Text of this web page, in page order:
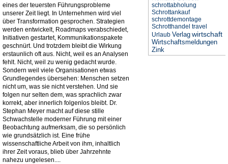
eines der teuersten Führungsprobleme
unserer Zeit liegt. In Unternehmen wird viel
über Transformation gesprochen. Strategien
werden entwickelt, Roadmaps verabschiedet,
Initiativen gestartet, Kommunikationspakete
geschnürt. Und trotzdem bleibt die Wirkung
erstaunlich oft aus. Nicht, weil es an Analysen
fehlt. Nicht, weil zu wenig gedacht wurde.
Sondern weil viele Organisationen etwas
Grundlegendes übersehen: Menschen setzen
nicht um, was sie nicht verstehen. Und sie
folgen nur selten dem, was sprachlich zwar
korrekt, aber innerlich folgenlos bleibt. Dr.
Stephan Meyer macht auf diese stille
Schwachstelle moderner Führung mit einer
Beobachtung aufmerksam, die so persönlich
wie grundsätzlich ist. Eine frühe
wissenschaftliche Arbeit von ihm, inhaltlich
ihrer Zeit voraus, blieb über Jahrzehnte
nahezu ungelesen....
schrottabholung
Schrottankauf
schrottdemontage
Schrotthandel travel
Urlaub Verlag wirtschaft
Wirtschaftsmeldungen
Zink